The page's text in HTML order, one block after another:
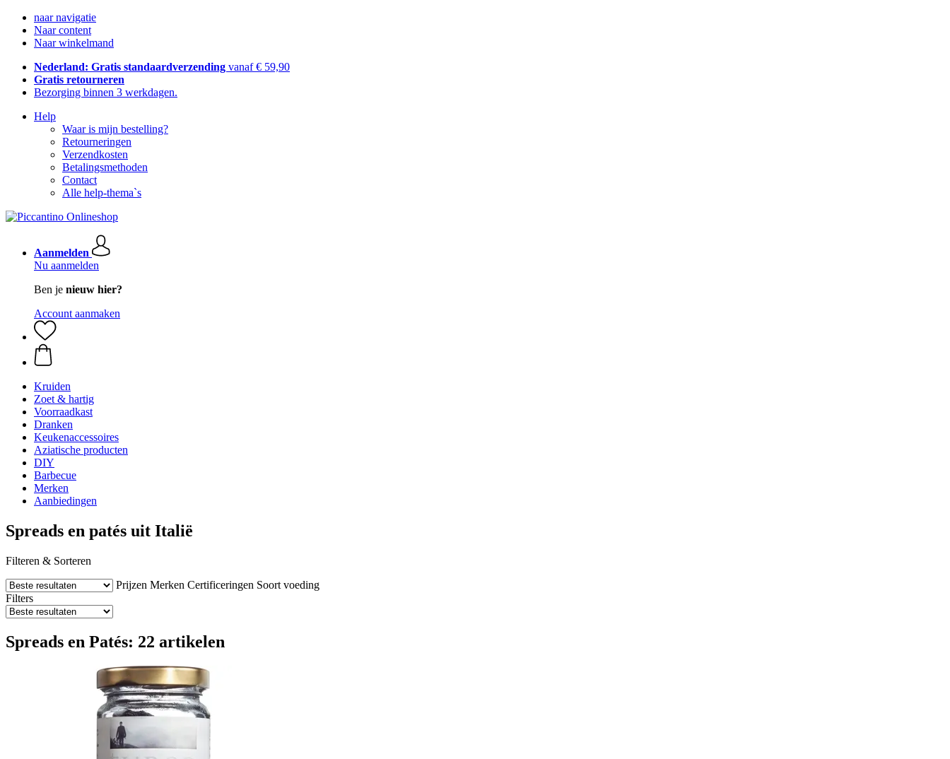
naar navigatie
Naar content
Naar winkelmand
Nederland: Gratis standaardverzending vanaf € 59,90
Gratis retourneren
Bezorging binnen 3 werkdagen.
Help
Waar is mijn bestelling?
Retourneringen
Verzendkosten
Betalingsmethoden
Contact
Alle help-thema`s
Aanmelden
Nu aanmelden
Ben je nieuw hier?
Account aanmaken
Kruiden
Zoet & hartig
Voorraadkast
Dranken
Keukenaccessoires
Aziatische producten
DIY
Barbecue
Merken
Aanbiedingen
Spreads en patés uit Italië
Filteren & Sorteren
Prijzen Merken Certificeringen Soort voeding
Filters
Spreads en Patés: 22 artikelen